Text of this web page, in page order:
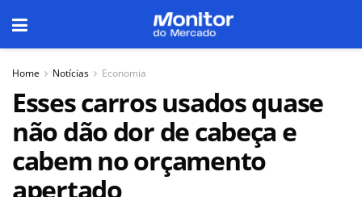
Home Notícias Economia
Esses carros usados quase
não dão dor de cabeça e
cabem no orçamento
apertado